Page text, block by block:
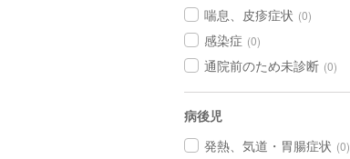
喘息、皮疹症状 (0)
感染症 (0)
通院前のため未診断 (0)
病後児
発熱、気道・胃腸症状 (0)